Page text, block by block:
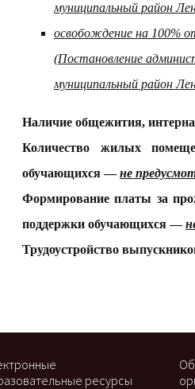
муниципальный район
освобождение на 100%
(Постановление
муниципальный район
Наличие общежития,
Количество жилых
обучающихся —не
Формирование платы за
поддержки обучающихся —
Трудоустройство
ресурсы